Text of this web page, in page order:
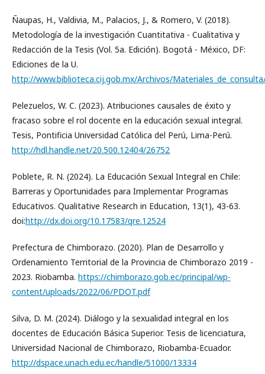
Ñaupas, H., Valdivia, M., Palacios, J., & Romero, V. (2018).
Metodología de la investigación Cuantitativa - Cualitativa y
Redacción de la Tesis (Vol. 5a. Edición). Bogotá - México, DF:
Ediciones de la U.
http://www.biblioteca.cij.gob.mx/Archivos/
Pelezuelos, W. C. (2023). Atribuciones causales de éxito y
fracaso sobre el rol docente en la educación sexual integral.
Tesis, Pontificia Universidad Católica del Perú, Lima-Perú.
http://hdl.handle.net/20.500.12404/26752
Poblete, R. N. (2024). La Educación Sexual Integral en Chile:
Barreras y Oportunidades para Implementar Programas
Educativos. Qualitative Research in Education, 13(1), 43-63.
doi:http://dx.doi.org/10.17583/qre.12524
Prefectura de Chimborazo. (2020). Plan de Desarrollo y
Ordenamiento Territorial de la Provincia de Chimborazo 2019 -
2023. Riobamba. https://chimborazo.gob.ec/principal/wp-
content/uploads/2022/06/PDOT.pdf
Silva, D. M. (2024). Diálogo y la sexualidad integral en los
docentes de Educación Básica Superior. Tesis de licenciatura,
Universidad Nacional de Chimborazo, Riobamba-Ecuador.
http://dspace.unach.edu.ec/handle/51000/13334